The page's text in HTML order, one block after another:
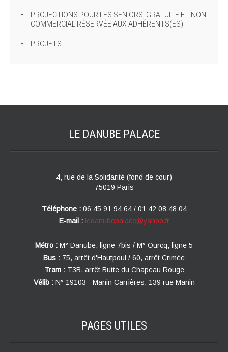
PROJECTIONS POUR LES SENIORS, GRATUITE ET NON
COMMERCIAL RÉSERVÉE AUX ADHÉRENTS(ES)
PROJETS
LE DANUBE PALACE
4, rue de la Solidarité (fond de cour)
75019 Paris
Téléphone : 06 45 91 94 64 / 01 42 08 48 04
E-mail : ledanubepalace@yahoo.fr
Métro : M° Danube, ligne 7bis / M° Ourcq, ligne 5
Bus : 75, arrêt d'Hautpoul / 60, arrêt Crimée
Tram : T3B, arrêt Butte du Chapeau Rouge
Vélib : N° 19103 - Manin Carrières, 139 rue Manin
PAGES UTILES